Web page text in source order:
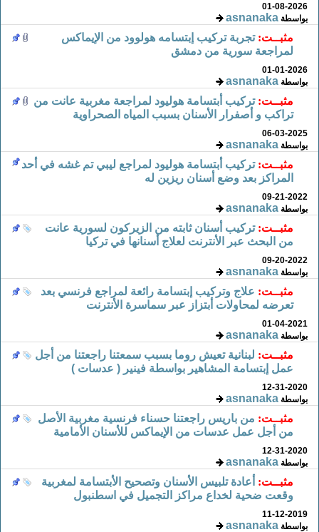
01-08-2026
بواسطةasnanaka
مثبــت: تجربة تركيب إبتسامه هولوود من الإيماكس
لمراجعة سورية من دمشق
01-01-2026
بواسطةasnanaka
مثبــت: تركيب أبتسامة هوليود لمراجعة مغربية عانت من
تراكب و أصفرار الأسنان بسبب المياه الصحراوية
06-03-2025
بواسطةasnanaka
مثبــت: تركيب أبتسامة هوليود لمراجع ليبي تم غشه في أحد
المراكز بعد وضع أسنان ريزين له
09-21-2022
بواسطةasnanaka
مثبــت: تركيب أسنان ثابته من الزيركون لسورية عانت
من البحث عبر الأنترنت لعلاج أسنانها في تركيا
09-20-2022
بواسطةasnanaka
مثبــت: علاج وتركيب إبتسامة رائعة لمراجع فرنسي بعد
تعرضه لمحاولات أبتزاز عبر سماسرة الأنترنت
01-04-2021
بواسطةasnanaka
مثبــت: لبنانية تعيش روما بسبب سمعتنا راجعتنا من أجل
عمل إبتسامة المشاهير بواسطة فينير ( عدسات )
12-31-2020
بواسطةasnanaka
مثبــت: من باريس راجعتنا حسناء فرنسية مغربية الأصل
من أجل عمل عدسات من الإيماكس للأسنان الأمامية
12-31-2020
بواسطةasnanaka
مثبــت: أعادة تلبيس الأسنان وتصحيح الأبتسامة لمغربية
وقعت ضحية لخداع مراكز التجميل في اسطنبول
11-12-2019
بواسطةasnanaka